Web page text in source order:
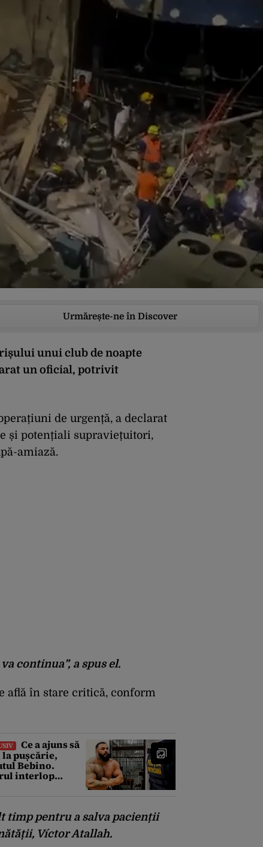
Urmărește-ne în Discover
unui club de noapte
un oficial, potrivit
de urgență, a declarat
și potențiali supraviețuitori,
amiază.
continua”, a spus el.
află în stare critică, conform
Ce a ajuns să
la pușcărie,
Bebino.
interlop
trimis la
timp pentru a salva pacienții
Víctor Atallah.